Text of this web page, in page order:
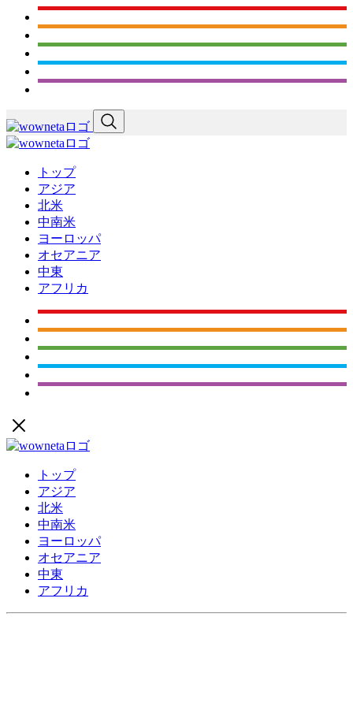
トップ
アジア
北米
中南米
ヨーロッパ
オセアニア
中東
アフリカ
トップ
アジア
北米
中南米
ヨーロッパ
オセアニア
中東
アフリカ